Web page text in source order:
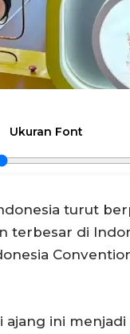
Ukuran Font
turut
terbesar di
ajang ini